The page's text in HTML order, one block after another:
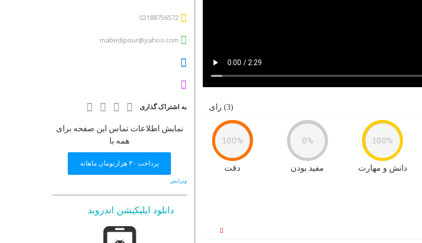
ناحیه کاربری
(3) رای
100%
دقت
0%
مفید بودن
100%
دانش و مهارت
02188756572
به اشتراک گذاری
نمایش اطلاعات تماس این صفحه برای
همه با
پرداخت ۳۰ هزارتومان ماهانه
ویرایش
دانلود اپلیکیشن اندروید